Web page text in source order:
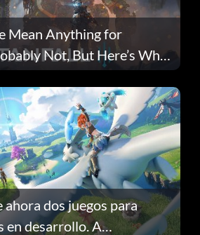
Mean Anything for
Not, But Here’s Why
dos juegos para
en desarrollo. A